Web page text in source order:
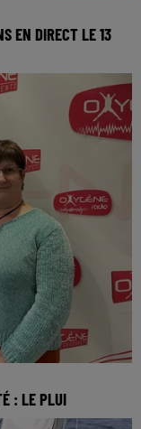
EN DIRECT LE 13
nous avons
de Segré.
: LE PLUI
charge de